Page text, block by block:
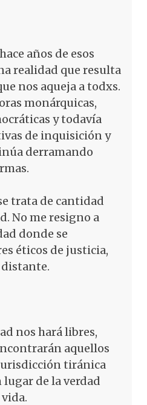
años de esos
realidad que resulta
nos aqueja a todxs.
monárquicas,
y todavía
de inquisición y
derramando
trata de cantidad
No me resigno a
donde se
éticos de justicia,
nos hará libres,
aquellos
tiránica
lugar de la verdad